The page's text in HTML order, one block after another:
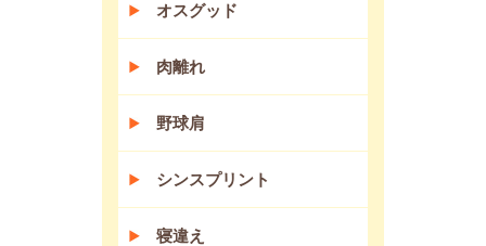
オスグッド
肉離れ
野球肩
シンスプリント
寝違え